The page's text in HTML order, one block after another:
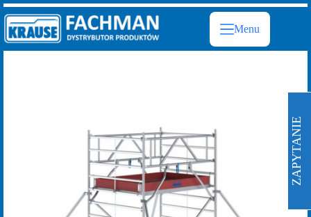
Przejdź
do
treści
Menu
ZAPYTANIE